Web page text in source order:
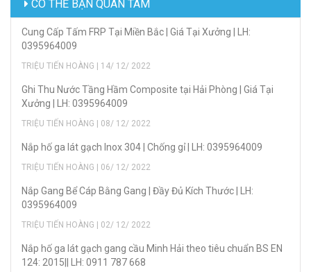
CÓ THỂ BẠN QUAN TÂM
Cung Cấp Tấm FRP Tại Miền Bắc | Giá Tại Xưởng | LH:
0395964009
TRIỆU TIẾN HOÀNG | 14/ 12/ 2022
Ghi Thu Nước Tầng Hầm Composite tại Hải Phòng | Giá Tại
Xưởng | LH: 0395964009
TRIỆU TIẾN HOÀNG | 08/ 12/ 2022
Nắp hố ga lát gạch Inox 304 | Chống gỉ | LH: 0395964009
TRIỆU TIẾN HOÀNG | 06/ 12/ 2022
Nắp Gang Bể Cáp Bằng Gang | Đầy Đủ Kích Thước | LH:
0395964009
TRIỆU TIẾN HOÀNG | 02/ 12/ 2022
Nắp hố ga lát gạch gang cầu Minh Hải theo tiêu chuẩn BS EN
124: 2015|| LH: 0911 787 668